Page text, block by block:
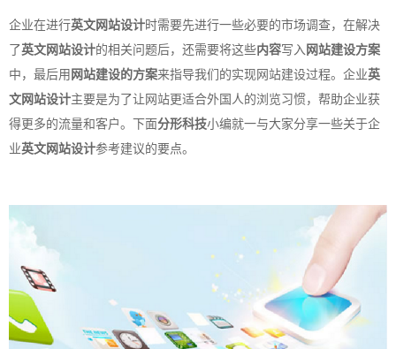
企业在进行英文网站设计时需要先进行一些必要的市场调查，在解决
了英文网站设计的相关问题后，还需要将这些内容写入 网站建设方案
中，最后用 网站建设的方案来指导我们的实现网站建设过程。企业英
文网站设计主要是为了让网站更适合外国人的浏览习惯，帮助企业获
得更多的流量和客户。下面分形科技小编就一与大家分享一些关于企
业英文网站设计参考建议的要点。